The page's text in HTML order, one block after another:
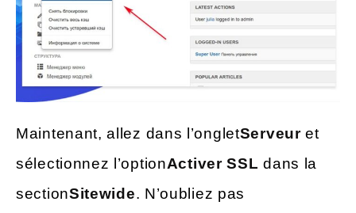
Maintenant, allez dans l’ongletServeuret
sélectionnez l’optionActiver SSL dans la
sectionSitewide. N’oubliez pas